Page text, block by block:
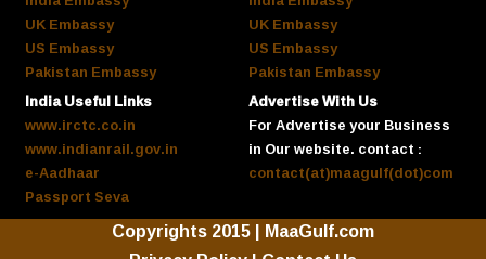
UK Embassy
US Embassy
Pakistan Embassy
UK Embassy
US Embassy
Pakistan Embassy
India Useful Links
www.irctc.co.in
www.indianrail.gov.in
e-Aadhaar
Passport Seva
Advertise With Us
For Advertise your Business
in Our website. contact :
contact(at)maagulf(dot)com
Copyrights 2015 | MaaGulf.com